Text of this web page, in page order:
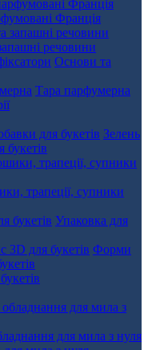
Франція
речовини
Основи та
Тара парфумерна
Зелень
букетів
трапеції, супники
Упаковка для
Форми
для мила з нуля